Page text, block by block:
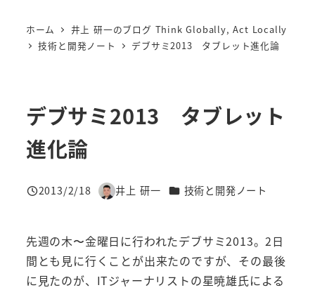
ホーム
井上 研一のブログ Think Globally, Act Locally
技術と開発ノート
デブサミ2013 タブレット進化論
デブサミ2013 タブレット
進化論
投稿日
2013/2/18
著
井上 研一 カテゴリー
技術と開発ノート
先週の木〜金曜日に行われたデブサミ2013。2日
間とも見に行くことが出来たのですが、その最後
に見たのが、ITジャーナリストの星暁雄氏による